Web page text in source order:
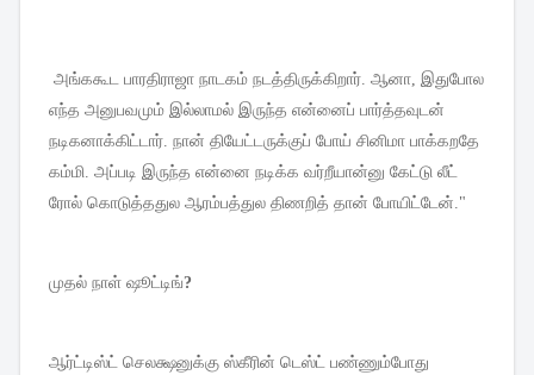
அங்ககூட பாரதிராஜா நாடகம் நடத்திருக்கிறார். ஆனா, இதுபோல
எந்த அனுபவமும் இல்லாமல் இருந்த என்னைப் பார்த்தவுடன்
நடிகனாக்கிட்டார். நான் தியேட்டருக்குப் போய் சினிமா பாக்கறதே
கம்மி. அப்படி இருந்த என்னை நடிக்க வர்றீயான்னு கேட்டு லீட்
ரோல் கொடுத்ததுல ஆரம்பத்துல திணறித் தான் போயிட்டேன்."
முதல் நாள் ஷூட்டிங்?
ஆர்ட்டிஸ்ட் செலக்ஷனுக்கு ஸ்கீரின் டெஸ்ட் பண்ணும்போது